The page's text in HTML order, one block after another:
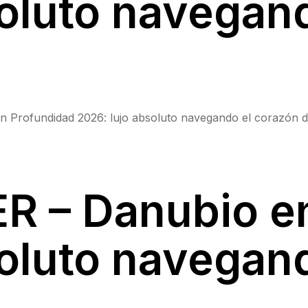
Profundidad 2026: lujo absoluto navegando el corazón
– Danubio